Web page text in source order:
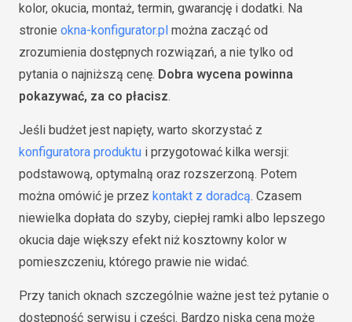
kolor, okucia, montaż, termin, gwarancję i dodatki. Na
stronie okna-konfigurator.pl można zacząć od
zrozumienia dostępnych rozwiązań, a nie tylko od
pytania o najniższą cenę. Dobra wycena powinna
pokazywać, za co płacisz.
Jeśli budżet jest napięty, warto skorzystać z
konfiguratora produktu i przygotować kilka wersji:
podstawową, optymalną oraz rozszerzoną. Potem
można omówić je przez kontakt z doradcą. Czasem
niewielka dopłata do szyby, ciepłej ramki albo lepszego
okucia daje większy efekt niż kosztowny kolor w
pomieszczeniu, którego prawie nie widać.
Przy tanich oknach szczególnie ważne jest też pytanie o
dostępność serwisu i części. Bardzo niska cena może